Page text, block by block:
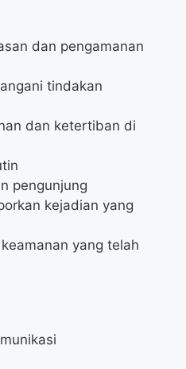
dan pengamanan
tindakan
dan ketertiban di
pengunjung
kejadian yang
yang telah